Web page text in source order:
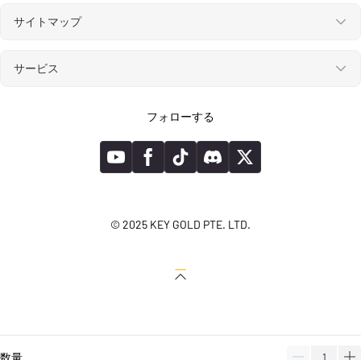
サイトマップ
サービス
フォローする
© 2025 KEY GOLD PTE. LTD.
数量